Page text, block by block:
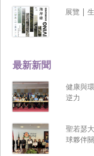
最新新聞
健康與
逆力
聖若瑟
球夥伴
展覽 |